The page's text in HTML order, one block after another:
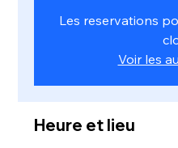
Les reservations
Voir les
Heure et lieu